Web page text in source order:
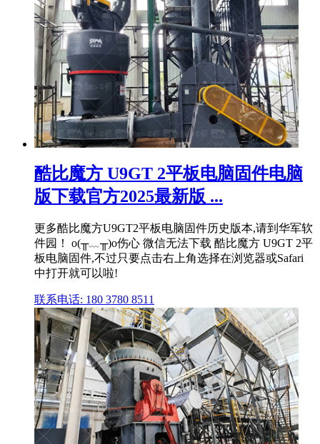
酷比魔方 U9GT 2平板电脑固件电脑
版下载官方2025最新版 ...
更多酷比魔方U9GT2平板电脑固件历史版本,请到华军软
件园！ o(╥﹏╥)o伤心 微信无法下载 酷比魔方 U9GT 2平
板电脑固件,不过只要点击右上角选择在浏览器或Safari
中打开就可以啦!
联系电话: 180 3780 8511